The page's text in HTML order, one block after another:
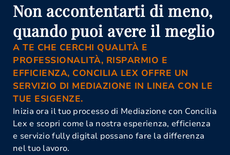
Non accontentarti di meno,
quando puoi avere il meglio
A TE CHE CERCHI QUALITÀ E
PROFESSIONALITÀ, RISPARMIO E
EFFICIENZA, CONCILIA LEX OFFRE UN
SERVIZIO DI MEDIAZIONE IN LINEA CON LE
TUE ESIGENZE.
Inizia ora il tuo processo di Mediazione con Concilia
Lex e scopri come la nostra esperienza, efficienza
e servizio fully digital possano fare la differenza
nel tuo lavoro.